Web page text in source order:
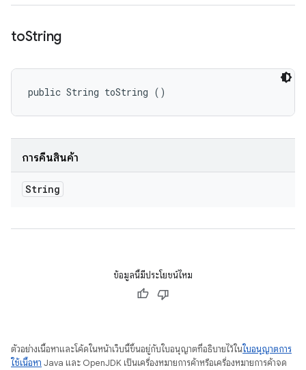
toString
public String toString ()
การคืนสินค้า
String
ข้อมูลนี้มีประโยชน์ไหม
ตัวอย่างเนื้อหาและโค้ดในหน้าเว็บนี้ขึ้นอยู่กับใบอนุญาตที่อธิบายไว้ในใบอนุญาตการ
ใช้เนื้อหา Java และ OpenJDK เป็นเครื่องหมายการค้าหรือเครื่องหมายการค้าจด